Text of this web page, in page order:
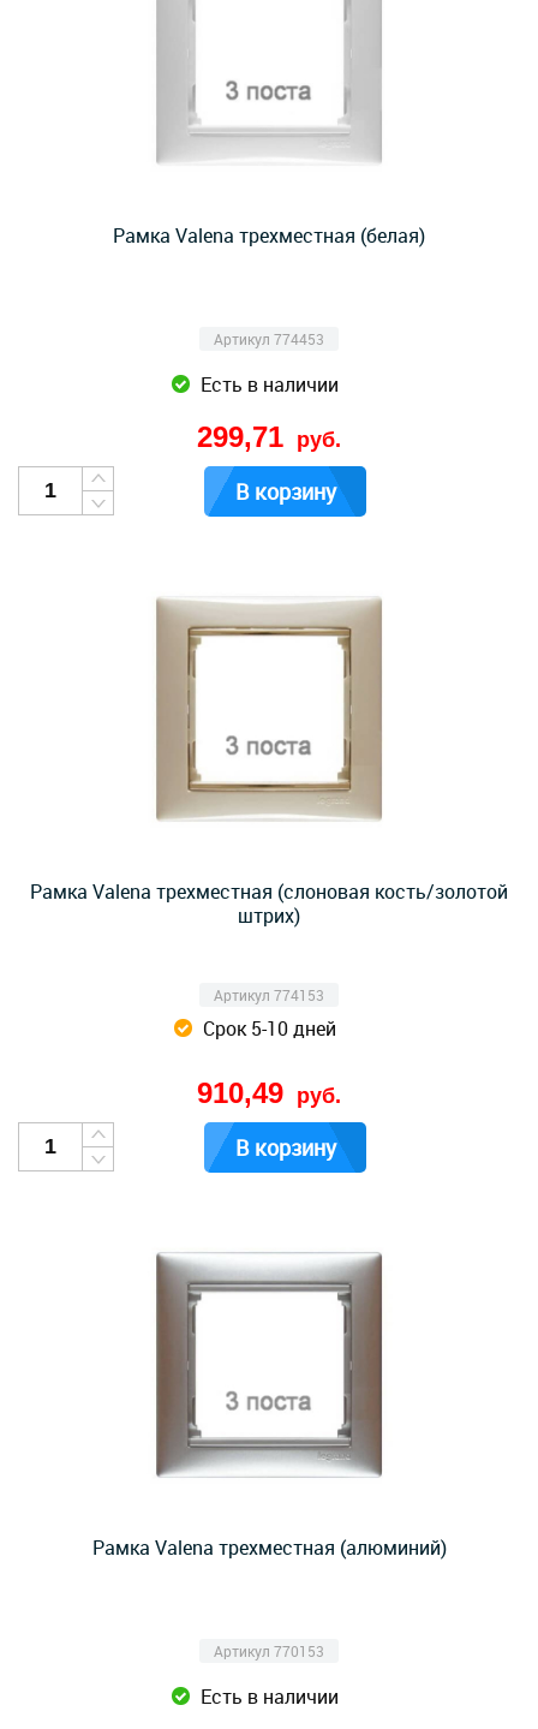
Рамка Valena трехместная (белая)
Артикул 774453
Есть в наличии
299,71 руб.
В корзину
Рамка Valena трехместная (слоновая кость/золотой
штрих)
Артикул 774153
Срок 5-10 дней
910,49 руб.
В корзину
Рамка Valena трехместная (алюминий)
Артикул 770153
Есть в наличии